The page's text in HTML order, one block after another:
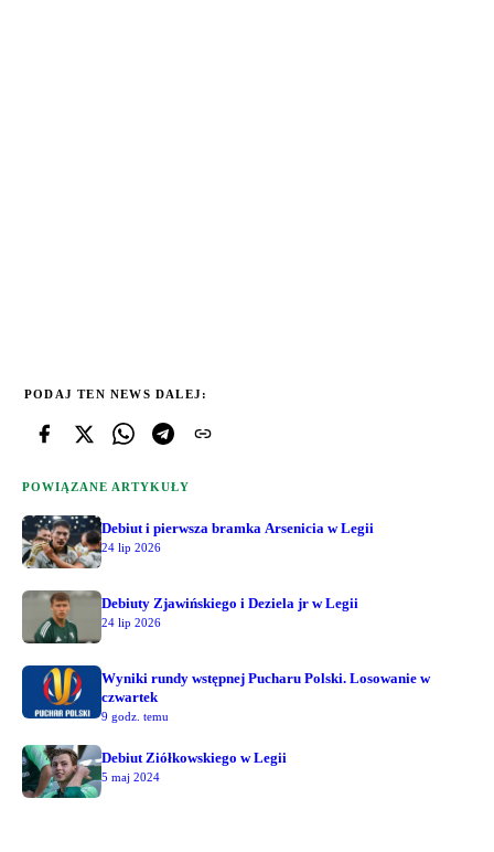
PODAJ TEN NEWS DALEJ:
POWIĄZANE ARTYKUŁY
Debiut i pierwsza bramka Arsenicia w Legii
24 lip 2026
Debiuty Zjawińskiego i Deziela jr w Legii
24 lip 2026
Wyniki rundy wstępnej Pucharu Polski. Losowanie w
czwartek
9 godz. temu
Debiut Ziółkowskiego w Legii
5 maj 2024